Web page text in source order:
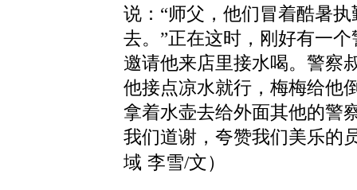
说： “师父，他们冒着酷暑
去。”正在这时，刚好有一
邀请他来店里接水喝。警察
他接点凉水就行，梅梅给他
拿着水壶去给外面其他的警
我们道谢，夸赞我们美乐的
域 李雪/文）